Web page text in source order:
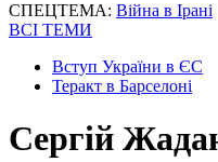
СПЕЦТЕМА: Війна в Ірані
ВСІ ТЕМИ
Вступ України в ЄС
Теракт в Барселоні
Сергій